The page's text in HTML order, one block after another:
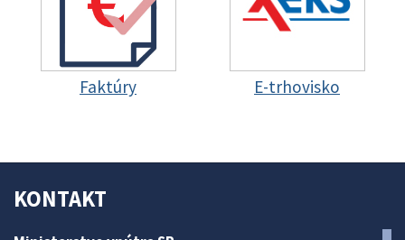
Faktúry E-trhovisko
KONTAKT